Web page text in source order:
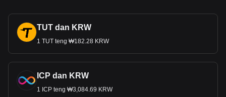
TUT dan KRW
1 TUT teng ₩182.28 KRW
ICP dan KRW
1 ICP teng ₩3,084.69 KRW